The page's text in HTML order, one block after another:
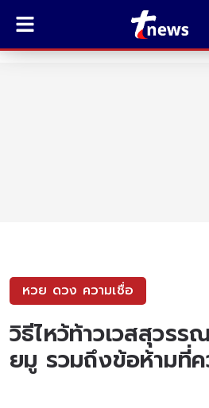
หวย ดวง ความเชื่อ
วิธีไหว้ท้าวเวสสุวร
ยมู รวมถึงข้อห้ามที่ค